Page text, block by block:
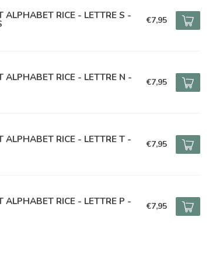
ALPHABET RICE - LETTRE S - €7,95
ALPHABET RICE - LETTRE N - €7,95
ALPHABET RICE - LETTRE T - €7,95
ALPHABET RICE - LETTRE P - €7,95